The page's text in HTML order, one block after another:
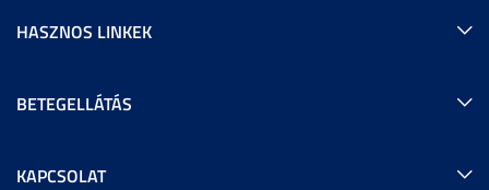
HASZNOS LINKEK
BETEGELLÁTÁS
KAPCSOLAT